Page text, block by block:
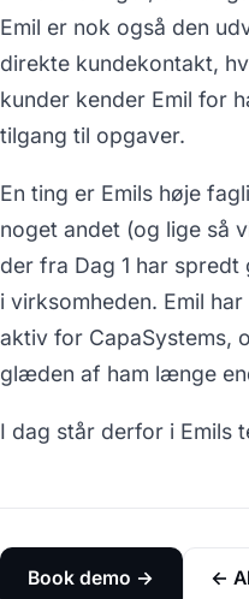
Emil er nok også den
direkte kundekontakt,
kunder kender Emil for
tilgang til opgaver.
En ting er Emils høje
noget andet (og lige så
der fra Dag 1 har
i virksomheden. Emil
aktiv for CapaSystems,
glæden af ham længe
I dag står derfor i Emils
Book demo → ←